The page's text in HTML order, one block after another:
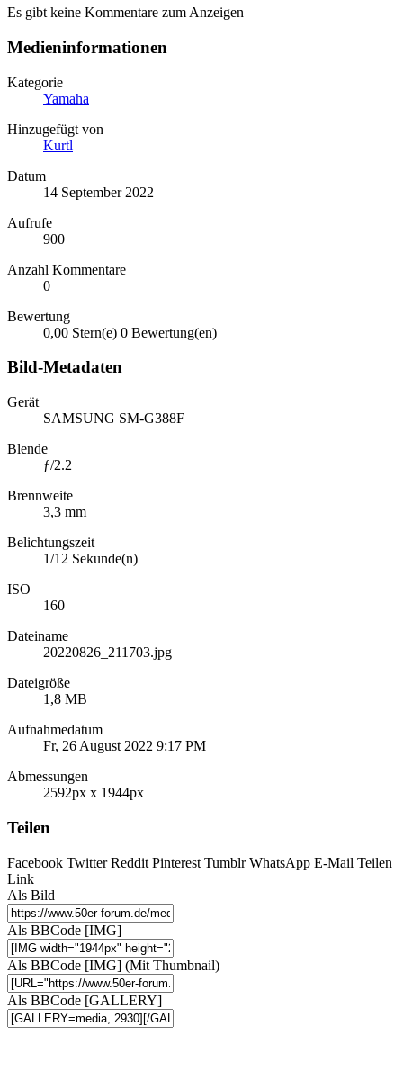
Es gibt keine Kommentare zum Anzeigen
Medieninformationen
Kategorie
Yamaha
Hinzugefügt von
Kurtl
Datum
14 September 2022
Aufrufe
900
Anzahl Kommentare
0
Bewertung
0,00 Stern(e) 0 Bewertung(en)
Bild-Metadaten
Gerät
SAMSUNG SM-G388F
Blende
ƒ/2.2
Brennweite
3,3 mm
Belichtungszeit
1/12 Sekunde(n)
ISO
160
Dateiname
20220826_211703.jpg
Dateigröße
1,8 MB
Aufnahmedatum
Fr, 26 August 2022 9:17 PM
Abmessungen
2592px x 1944px
Teilen
Facebook Twitter Reddit Pinterest Tumblr WhatsApp E-Mail Teilen
Link
Als Bild
Als BBCode [IMG]
Als BBCode [IMG] (Mit Thumbnail)
Als BBCode [GALLERY]